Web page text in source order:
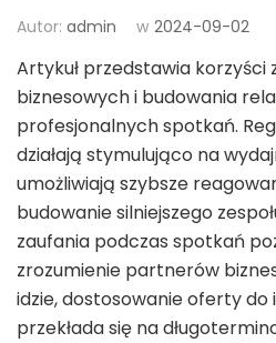
Autor: admin w 2024-09-02
Artykuł przedstawia
biznesowych i budowania
profesjonalnych spotkań.
działają stymulująco na
umożliwiają szybsze
budowanie silniejszego
zaufania podczas spotkań
zrozumienie partnerów
idzie, dostosowanie oferty
przekłada się na